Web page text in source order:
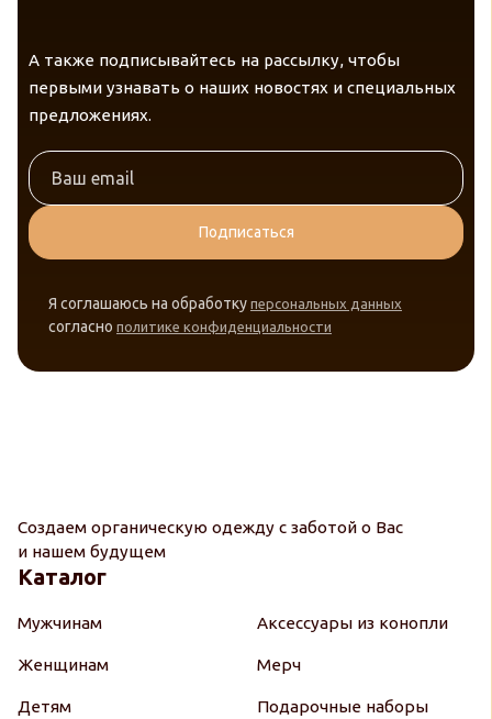
А также подписывайтесь на рассылку, чтобы
первыми узнавать о наших новостях и специальных
предложениях.
Подписаться
Я соглашаюсь на обработку персональных данных
согласно политике конфиденциальности
Создаем органическую одежду с заботой о Вас
и нашем будущем
Каталог
Мужчинам
Женщинам
Детям
Аксессуары из конопли
Мерч
Подарочные наборы